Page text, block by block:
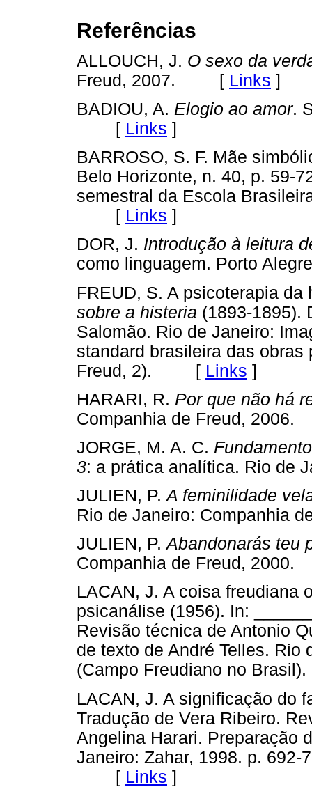
Referências
ALLOUCH, J. O sexo da
Freud, 2007. [ Links ]
BADIOU, A. Elogio ao amor.
[ Links ]
BARROSO, S. F. Mãe
Belo Horizonte, n. 40, p. 59-
semestral da Escola
[ Links ]
DOR, J. Introdução à leitura
como linguagem. Porto
FREUD, S. A psicoterapia
sobre a histeria (1893-1895).
Salomão. Rio de Janeiro:
standard brasileira das
Freud, 2). [ Links ]
HARARI, R. Por que não há
Companhia de Freud,
JORGE, M. A. C.
3: a prática analítica. Rio
JULIEN, P.A feminilidade
Rio de Janeiro:
JULIEN, P.Abandonarás teu
Companhia de Freud,
LACAN, J. A coisa freudiana
psicanálise (1956). In:
Revisão técnica de Antonio
de texto de André Telles. Rio
(Campo Freudiano no
LACAN, J. A significação do
Tradução de Vera Ribeiro.
Angelina Harari. Preparação
Janeiro: Zahar, 1998. p. 692-
[ Links ]